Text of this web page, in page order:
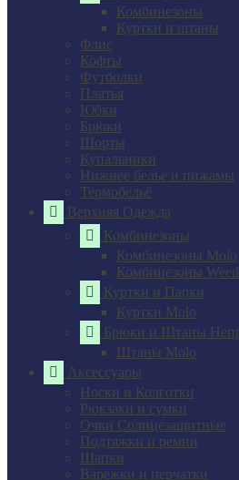
Комбинезоны
Куртки и штаны
Флис
Кофты
Футболки
Платья
Юбки
Брюки
Шорты
Купальники
Нижнее белье и пижамы
Термобельё
Верхняя Одежда
Комбинезоны
Комбинезоны Molo
Комбинезоны
Куртки и Парки
Куртки Molo
Брюки и Штаны
Штаны Molo
Аксессуары
Носки и Колготки
Рюкзаки и сумки
Очки Солнцезащитные
Подтяжки и ремни
Шапки
Варежки и перчатки